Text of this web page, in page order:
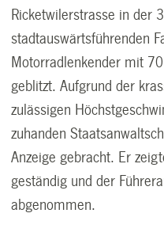
Ricketwilerstrasse in der
stadtauswärtsführenden
Motorradlenkender mit
geblitzt. Aufgrund der
zulässigen
zuhanden
Anzeige gebracht. Er
geständig und der
abgenommen.